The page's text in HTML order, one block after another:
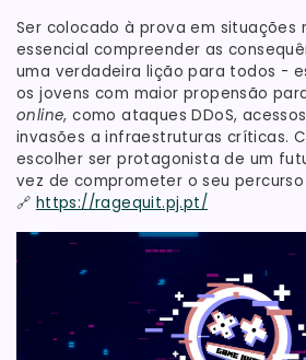
Ser colocado à prova em situações
essencial compreender as
uma verdadeira lição para todos -
os jovens com maior propensão
online, como ataques DDoS,
invasões a infraestruturas críticas.
escolher ser protagonista de um
vez de comprometer o seu
🔗 https://ragequit.pj.pt/